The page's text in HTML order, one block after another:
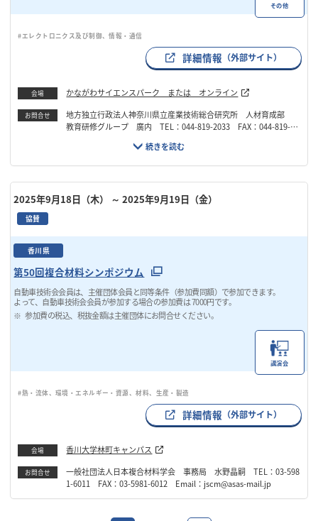
その他
#エレクトロニクス及び制御、情報・通信
詳細情報 （外部サイト）
会場 かながわサイエンスパーク または オンライン
お問合せ
地方独立行政法人神奈川県立産業技術総合研究所 人材育成部
教育研修グループ 廣内 TEL：044-819-2033 FAX：044-819-20
2025年9月18日（木） ～ 2025年9月19日（金）
協賛
香川県
第50回複合材料シンポジウム
自動車技術会会員は、主催団体会員と同等条件（参加費同額）で参加できます。
よって、自動車技術会会員が参加する場合の参加費は 7000円です。
参加費の税込、税抜金額は主催団体にお問合せください。
講演会
#熱・流体、環境・エネルギー・資源、材料、生産・製造
詳細情報 （外部サイト）
会場 香川大学林町キャンパス
お問合せ
一般社団法人日本複合材料学会 事務局 水野晶嗣 TEL：03-598
1-6011 FAX：03-5981-6012 Email：jscm@asas-mail.jp